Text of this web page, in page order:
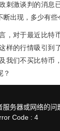
刺激谈判的消息
出现，多少有些
，对于最近比特
样的行情吸引到
我们不买比特币
？
务器或网络的问
Code : 4